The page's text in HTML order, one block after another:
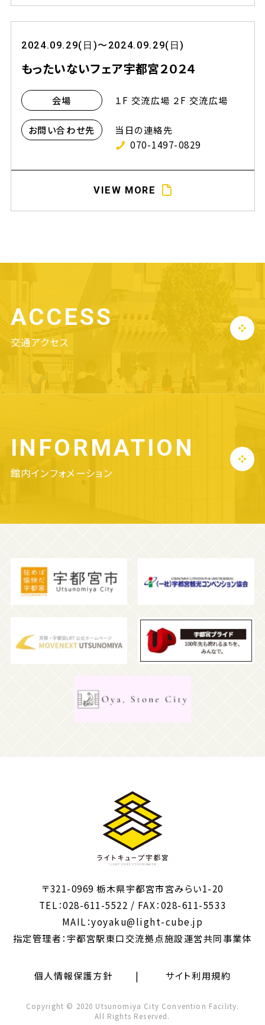
2024.09.29(日)〜2024.09.29(日)
もったいないフェア宇都宮２０２４
会場 １F 交流広場 ２F 交流広場
お問い合わせ先
当日の連絡先
070-1497-0829
VIEW MORE
ACCESS
交通アクセス
INFORMATION
館内インフォメーション
〒321-0969 栃木県宇都宮市宮みらい1-20
TEL：028-611-5522 / FAX：028-611-5533
MAIL：yoyaku@light-cube.jp
指定管理者：宇都宮駅東口交流拠点施設運営共同事業体
個人情報保護方針 サイト利用規約
Copyright © 2020 Utsunomiya City Convention Facility.
All Rights Reserved.